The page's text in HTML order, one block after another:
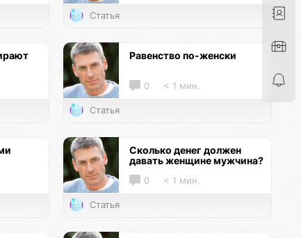
Статья
Равенство по-женски
0 < 1 мин.
Статья
Сколько денег должен
давать женщине мужчина?
0 < 1 мин.
Статья